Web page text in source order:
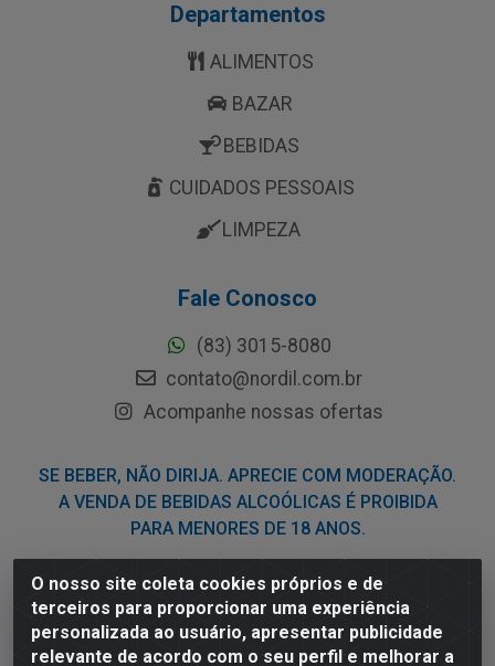
O nosso site coleta cookies próprios e de
terceiros para proporcionar uma experiência
personalizada ao usuário, apresentar publicidade
relevante de acordo com o seu perfil e melhorar a
Departamentos
ALIMENTOS
BAZAR
BEBIDAS
CUIDADOS PESSOAIS
LIMPEZA
Fale Conosco
(83) 3015-8080
contato@nordil.com.br
Acompanhe nossas ofertas
SE BEBER, NÃO DIRIJA. APRECIE COM MODERAÇÃO.
A VENDA DE BEBIDAS ALCOÓLICAS É PROIBIDA
PARA MENORES DE 18 ANOS.
Nordil Distribuidora - Avenida Liberdade, 2738, Bloco F -
Sesi - Bayeux/PB - CEP 58.111-400 - CNPJ
03.775.813/0001-41